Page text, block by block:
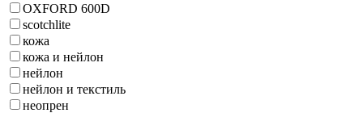
OXFORD 600D
scotchlite
кожа
кожа и нейлон
нейлон
нейлон и текстиль
неопрен